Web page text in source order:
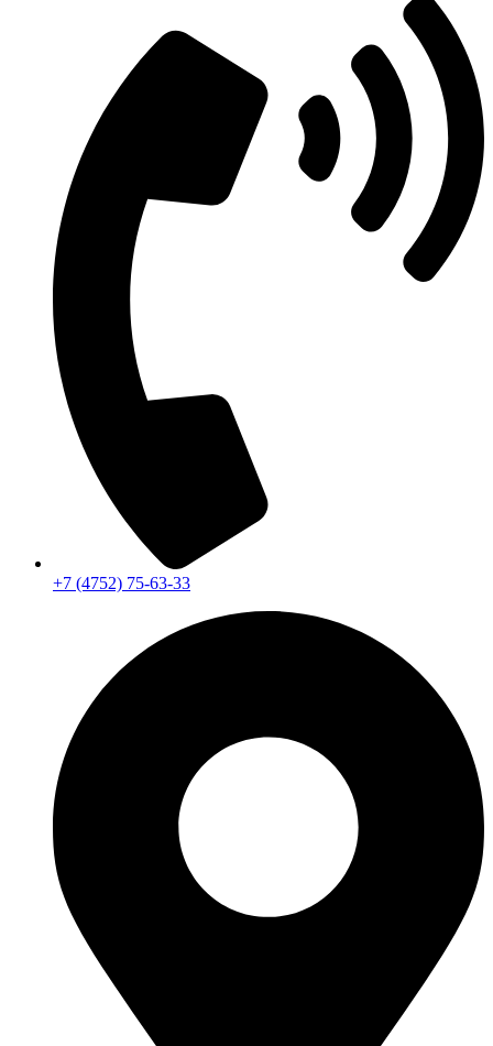
+7 (4752) 75-63-33